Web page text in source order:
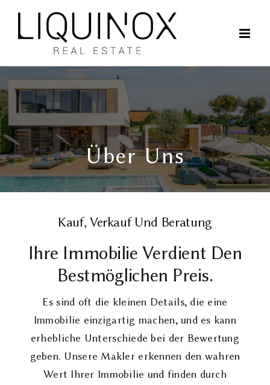
Über Uns
Kauf, Verkauf Und Beratung
Ihre Immobilie Verdient Den
Bestmöglichen Preis.
Es sind oft die kleinen Details, die eine
Immobilie einzigartig machen, und es kann
erhebliche Unterschiede bei der Bewertung
geben. Unsere Makler erkennen den wahren
Wert Ihrer Immobilie und finden durch